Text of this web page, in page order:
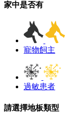
家中是否有
寵物飼主
過敏患者
請選擇地板類型